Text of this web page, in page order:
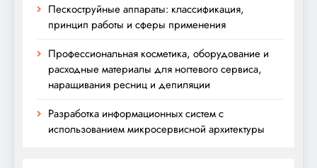
Пескоструйные аппараты: классификация,
принцип работы и сферы применения
Профессиональная косметика, оборудование и
расходные материалы для ногтевого сервиса,
наращивания ресниц и депиляции
Разработка информационных систем с
использованием микросервисной архитектуры